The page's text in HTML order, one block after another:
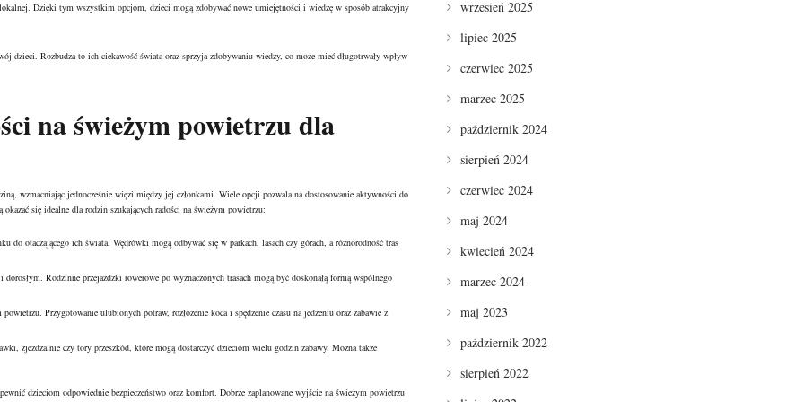
Dzięki tym wszystkim opcjom, dzieci mogą zdobywać nowe umiejętności i wiedzę w sposób atrakcyjny
dzieci. Rozbudza to ich ciekawość świata oraz sprzyja zdobywaniu wiedzy, co może mieć długotrwały wpływ
na świeżym powietrzu dla
wzmacniając jednocześnie więzi między jej członkami. Wiele opcji pozwala na dostosowanie aktywności do
się idealne dla rodzin szukających radości na świeżym powietrzu:
do otaczającego ich świata. Wędrówki mogą odbywać się w parkach, lasach czy górach, a różnorodność tras
Rodzinne przejażdżki rowerowe po wyznaczonych trasach mogą być doskonałą formą wspólnego
Przygotowanie ulubionych potraw, rozłożenie koca i spędzenie czasu na jedzeniu oraz zabawie z
zjeżdżalnie czy tory przeszkód, które mogą dostarczyć dzieciom wielu godzin zabawy. Można także
dzieciom odpowiednie bezpieczeństwo oraz komfort. Dobrze zaplanowane wyjście na świeżym powietrzu
wrzesień 2025
lipiec 2025
czerwiec 2025
marzec 2025
październik 2024
sierpień 2024
czerwiec 2024
maj 2024
kwiecień 2024
marzec 2024
maj 2023
październik 2022
sierpień 2022